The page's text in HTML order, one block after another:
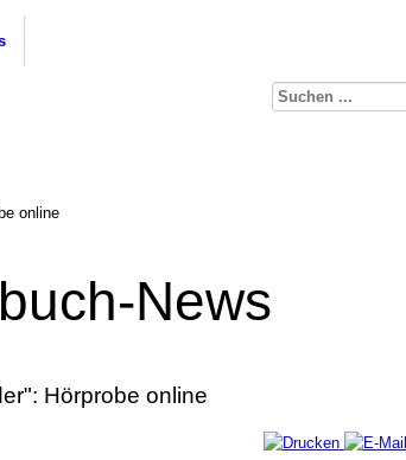
online
News
Hörprobe online